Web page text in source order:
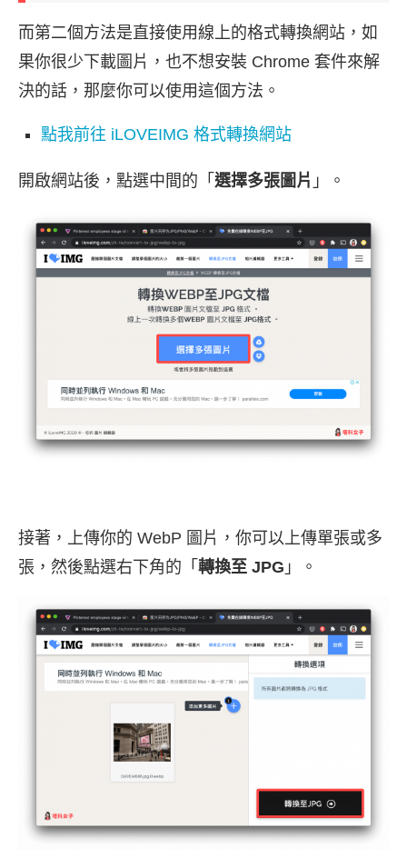
而第二個方法是直接使用線上的格式轉換網站，如
果你很少下載圖片，也不想安裝 Chrome 套件來解
決的話，那麼你可以使用這個方法。
點我前往 iLOVEIMG 格式轉換網站
開啟網站後，點選中間的「 選擇多張圖片 」。
接著，上傳你的 WebP 圖片，你可以上傳單張或多
張，然後點選右下角的「 轉換至 JPG 」。